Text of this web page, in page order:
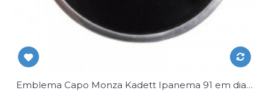
Emblema Capo Monza Kadett Ipanema 91 em diante